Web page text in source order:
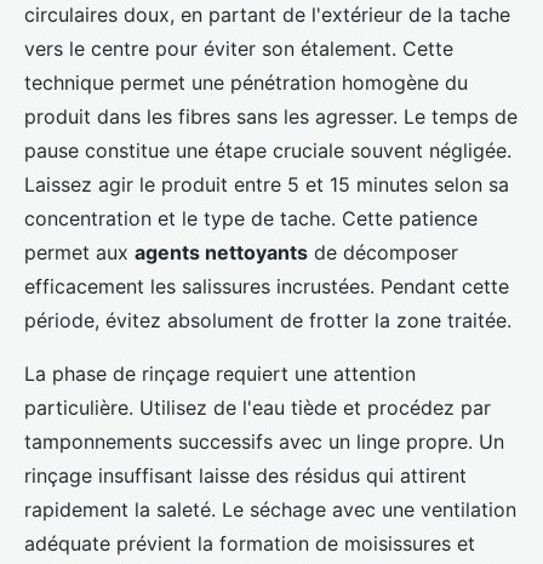
circulaires doux, en partant de l'extérieur de la tache
vers le centre pour éviter son étalement. Cette
technique permet une pénétration homogène du
produit dans les fibres sans les agresser. Le temps de
pause constitue une étape cruciale souvent négligée.
Laissez agir le produit entre 5 et 15 minutes selon sa
concentration et le type de tache. Cette patience
permet aux agents nettoyants de décomposer
efficacement les salissures incrustées. Pendant cette
période, évitez absolument de frotter la zone traitée.
La phase de rinçage requiert une attention
particulière. Utilisez de l'eau tiède et procédez par
tamponnements successifs avec un linge propre. Un
rinçage insuffisant laisse des résidus qui attirent
rapidement la saleté. Le séchage avec une ventilation
adéquate prévient la formation de moisissures et